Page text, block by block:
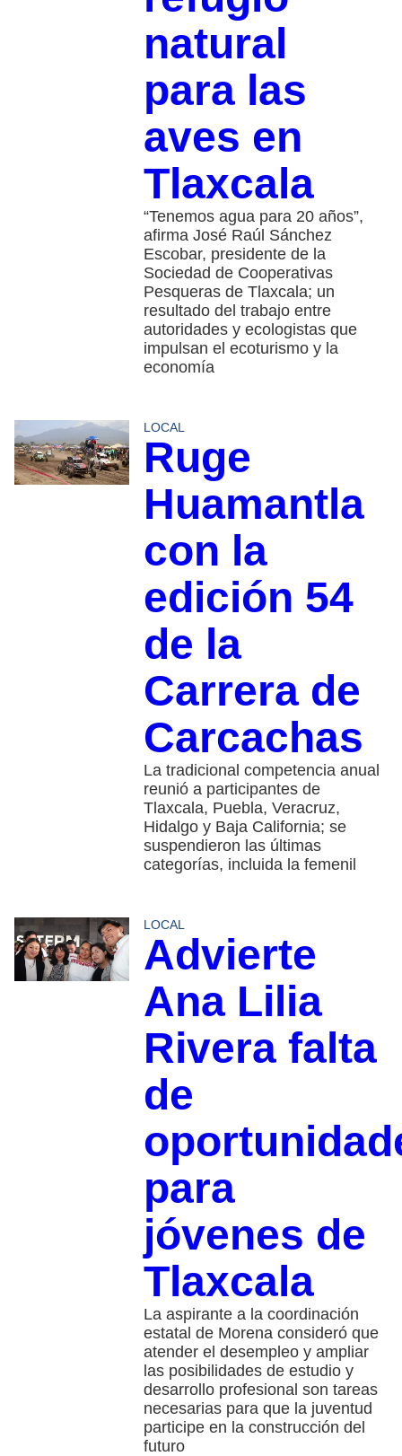
natural
para las
aves en
Tlaxcala
“Tenemos agua para 20 años”,
afirma José Raúl Sánchez
Escobar, presidente de la
Sociedad de Cooperativas
Pesqueras de Tlaxcala; un
resultado del trabajo entre
autoridades y ecologistas que
impulsan el ecoturismo y la
economía
LOCAL
Ruge
Huamantla
con la
edición 54
de la
Carrera de
Carcachas
La tradicional competencia anual
reunió a participantes de
Tlaxcala, Puebla, Veracruz,
Hidalgo y Baja California; se
suspendieron las últimas
categorías, incluida la femenil
LOCAL
Advierte
Ana Lilia
Rivera falta
de
para
jóvenes de
Tlaxcala
La aspirante a la coordinación
estatal de Morena consideró que
atender el desempleo y ampliar
las posibilidades de estudio y
desarrollo profesional son tareas
necesarias para que la juventud
participe en la construcción del
futuro